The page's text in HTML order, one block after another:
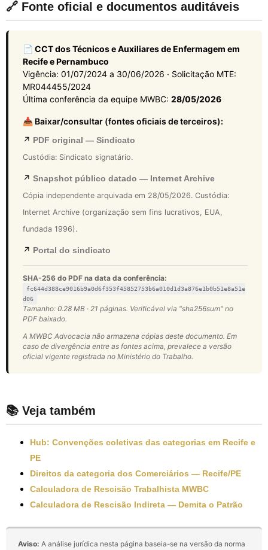
🔗 Fonte oficial e documentos auditáveis
📄 CCT dos Técnicos e Auxiliares de Enfermagem em
Recife e Pernambuco
Vigência: 01/07/2024 a 30/06/2026 · Solicitação MTE:
MR044455/2024
Última conferência da equipe MWBC: 28/05/2026
📥 Baixar/consultar (fontes oficiais de terceiros):
↗ PDF original — Sindicato
Custódia: Sindicato signatário.
↗ Snapshot público datado — Internet Archive
Cópia independente arquivada em 28/05/2026. Custódia:
Internet Archive (organização sem fins lucrativos, EUA,
fundada 1996).
↗ Portal do sindicato
SHA-256 do PDF na data da conferência:
fc644d388ce9016b9a0d6f353f45852753b6a010d1d3a876e1b0b51e8a51e
d06
Tamanho: 0.28 MB · 21 páginas. Verificável via "sha256sum" no
PDF baixado.
A MWBC Advocacia não armazena cópias deste documento. Em
caso de divergência entre as fontes acima, prevalece a versão
oficial vigente registrada no Ministério do Trabalho.
📚 Veja também
Hub: Convenções coletivas das categorias em Recife e
PE
Direitos da categoria dos Comerciários — Recife/PE
Calculadora de Rescisão Trabalhista MWBC
Calculadora de Rescisão Indireta — Demita o Patrão
Aviso: A análise jurídica nesta página baseia-se na versão da norma